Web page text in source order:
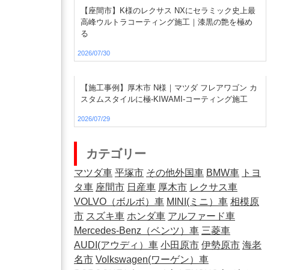
【座間市】K様のレクサス NXにセラミック史上最
高峰ウルトラコーティング施工｜漆黒の艶を極め
る
2026/07/30
【施工事例】厚木市 N様｜マツダ フレアワゴン カ
スタムスタイルに極-KIWAMI-コーティング施工
2026/07/29
カテゴリー
マツダ車 平塚市 その他外国車 BMW車 トヨ
タ車 座間市 日産車 厚木市 レクサス車
VOLVO（ボルボ）車 MINI(ミニ）車 相模原
市 スズキ車 ホンダ車 アルファード車
Mercedes-Benz（ベンツ）車 三菱車
AUDI(アウディ）車 小田原市 伊勢原市 海老
名市 Volkswagen(ワーゲン）車